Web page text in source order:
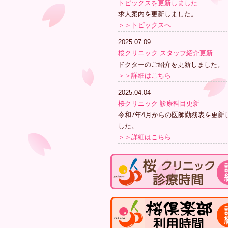
トピックスを更新しました
求人案内を更新しました。
＞＞トピックスへ
2025.07.09
桜クリニック スタッフ紹介更新
ドクターのご紹介を更新しました。
＞＞詳細はこちら
2025.04.04
桜クリニック 診療科目更新
令和7年4月からの医師勤務表を更新
した。
＞＞詳細はこちら